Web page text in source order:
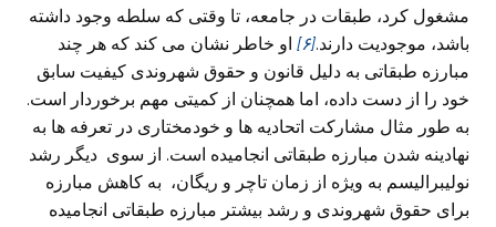
مشغول کرد، طبقات در جامعه، تا وقتی که سلطه وجود داشته
باشد، موجودیت دارند.[۶]
او خاطر نشان می کند که هر چند
مبارزه طبقاتی به دلیل قانون و حقوق شهروندی کیفیت سابق
خود را از دست داده، اما همچنان از کمیتی مهم برخوردار است.
به طور مثال مشارکت اتحادیه ها و خودمختاری در تعرفه ها به
نهادینه شدن مبارزه طبقاتی انجامیده است. از سوی دیگر رشد
نولیبرالیسم به ویژه از زمان تاچر و ریگان، به کاهش مبارزه
برای حقوق شهروندی و رشد بیشتر مبارزه طبقاتی انجامیده